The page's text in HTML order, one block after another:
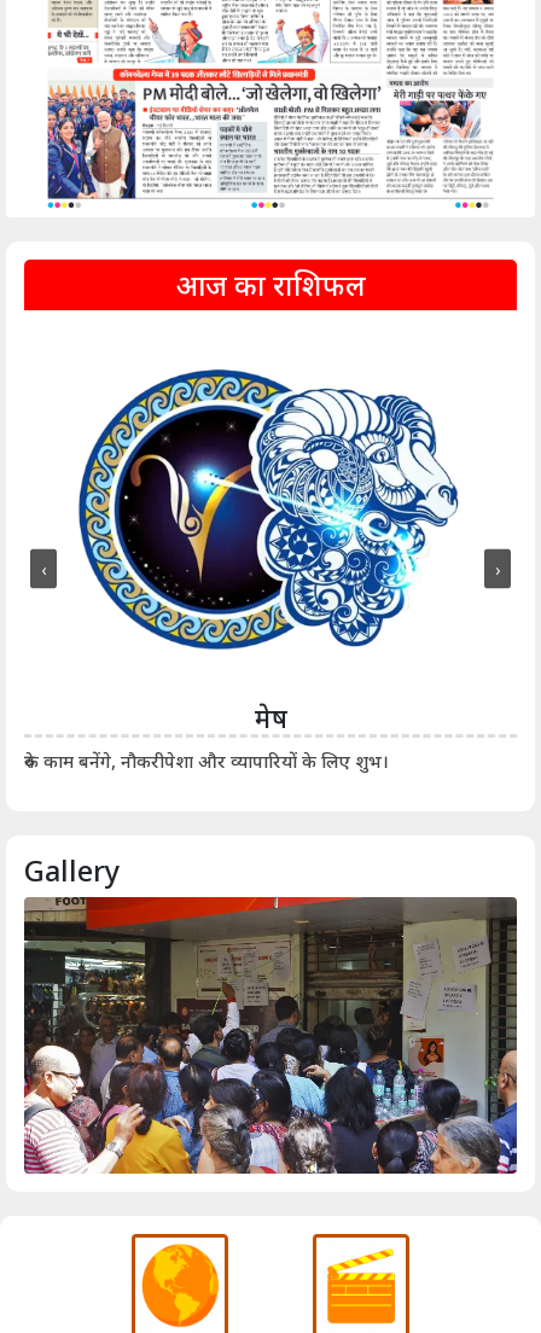
आज का राशिफल
मेष
रुके काम बनेंगे, नौकरीपेशा और व्यापारियों के लिए शुभ।
‹ ›
Gallery